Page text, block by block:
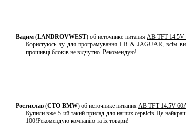
Вадим (LANDROVWEST) об источнике питания AB TFT 14.5V
Користуюсь зу для програмування LR & JAGUAR, всім
прошивці блоків не відчутно. Рекомендую!
Ростислав (СТО BMW) об источнике питания AB TFT 14.5V
Купили вже 5-ий такий прилад для наших сервісів.Це
100!Рекомендую компанію та їх товари!